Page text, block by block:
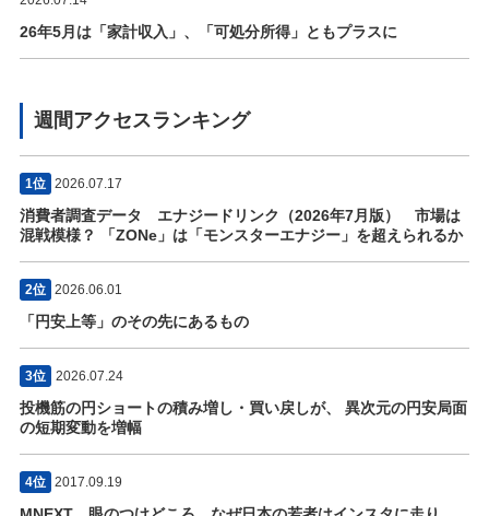
26年5月は「家計収入」、「可処分所得」ともプラスに
週間アクセスランキング
1位 2026.07.17
消費者調査データ エナジードリンク（2026年7月版） 市場は
混戦模様？ 「ZONe」は「モンスターエナジー」を超えられるか
2位 2026.06.01
「円安上等」のその先にあるもの
3位 2026.07.24
投機筋の円ショートの積み増し・買い戻しが、 異次元の円安局面
の短期変動を増幅
4位 2017.09.19